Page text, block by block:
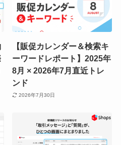
【販促カレンダー＆検索キ
ーワードレポート】2025年
8月 × 2026年7月直近トレ
ンド
2026年7月30日